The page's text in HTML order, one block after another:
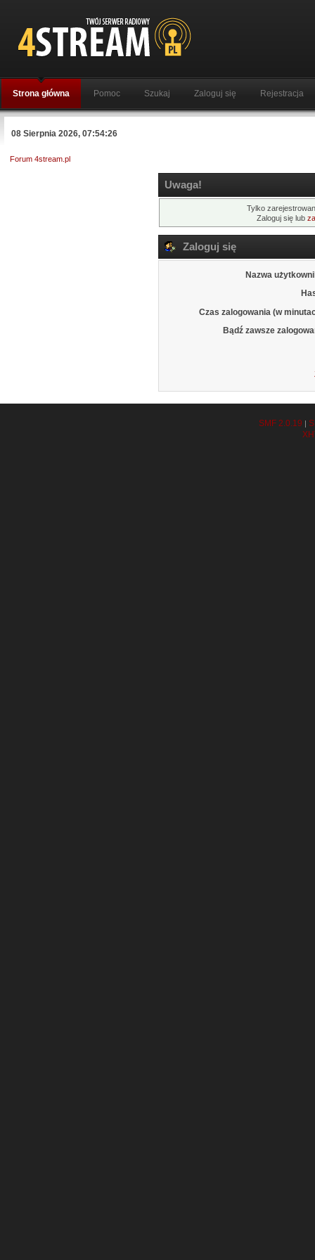
Strona główna Pomoc Szukaj Zaloguj się Rejestracja
08 Sierpnia 2026, 07:54:26
Forum 4stream.pl
Uwaga!
Tylko
Zaloguj się lub
Zaloguj się
Nazwa
Czas zalogowania (w
Bądź zawsze
SMF 2.0.19 |